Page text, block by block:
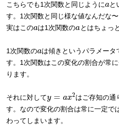
こちらでも1次関数と同じようにaと
す。1次関数と同じ様な値なんだな
実はこのaは1次関数のaとはちょっ
1次関数のaは傾きというパラメータ
す。1次関数はこの変化の割合が常
ります。
それに対してy = ax2はご存知の通
す。なので変化の割合は常に一定で
わってしまいます。